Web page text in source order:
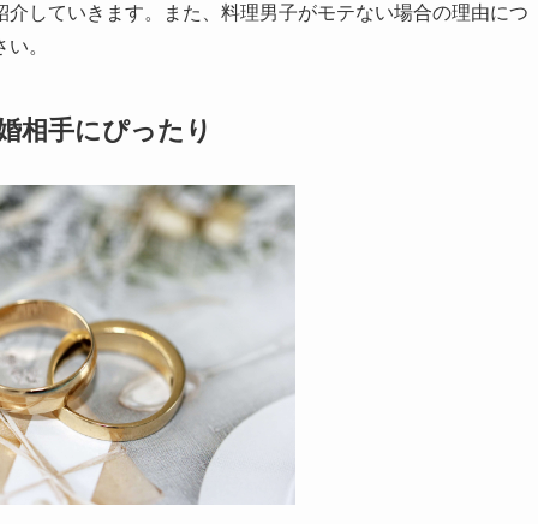
していきます。また、料理男子がモテない場合の理由につ
。
相手にぴったり